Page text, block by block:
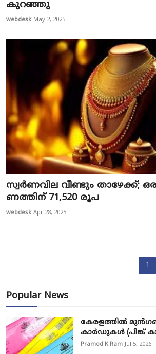
കുറഞ്ഞു
webdesk May 2, 2025
സ്വ​ർ​ണ​വി​ല വീ​ണ്ടും താ​ഴേ​ക്ക്;
ണ​ത്തി​ന് 71,520 രൂ​പ​
webdesk Apr 28, 2025
1
Popular News
കേരളത്തിൽ
കാർഡുകൾ (പിങ്ക്
Pramod K Ram Jul 5, 2026